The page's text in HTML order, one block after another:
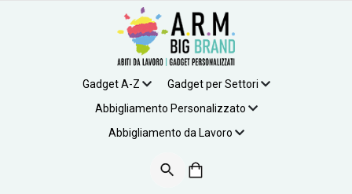
Gadget A-Z
Gadget per Settori
Abbigliamento Personalizzato
Abbigliamento da Lavoro